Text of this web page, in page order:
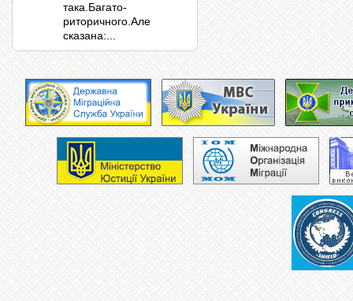
така.Багато-
риторичного.Але
сказана:...